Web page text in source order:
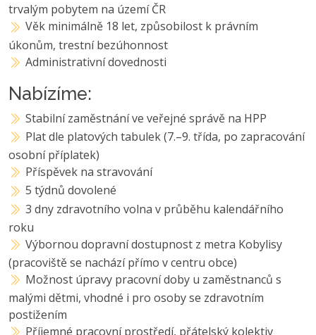
trvalým pobytem na území ČR
Věk minimálně 18 let, způsobilost k právním
úkonům, trestní bezúhonnost
Administrativní dovednosti
Nabízíme:
Stabilní zaměstnání ve veřejné správě na HPP
Plat dle platových tabulek (7.–9. třída, po zapracování
osobní příplatek)
Příspěvek na stravování
5 týdnů dovolené
3 dny zdravotního volna v průběhu kalendářního
roku
Výbornou dopravní dostupnost z metra Kobylisy
(pracoviště se nachází přímo v centru obce)
Možnost úpravy pracovní doby u zaměstnanců s
malými dětmi, vhodné i pro osoby se zdravotním
postižením
Příjemné pracovní prostředí, přátelský kolektiv